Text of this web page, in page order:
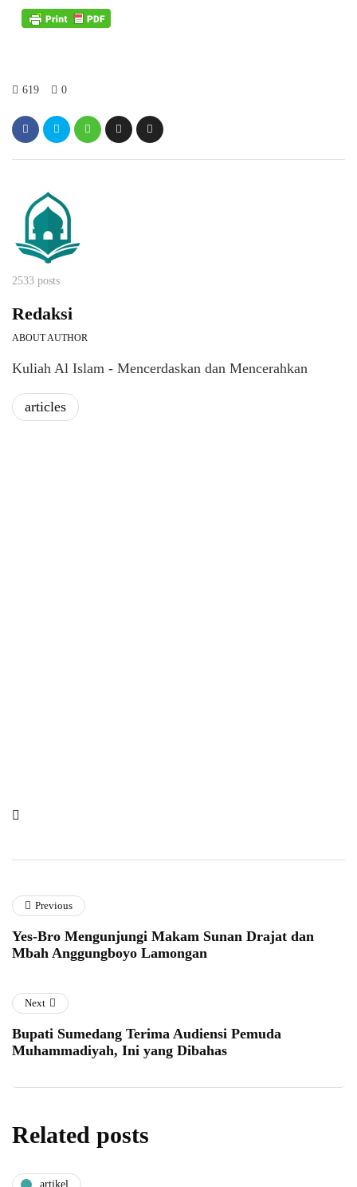
619 0
2533 posts
Redaksi
ABOUT AUTHOR
Kuliah Al Islam - Mencerdaskan dan Mencerahkan
articles
Previous
Yes-Bro Mengunjungi Makam Sunan Drajat dan
Mbah Anggungboyo Lamongan
Next
Bupati Sumedang Terima Audiensi Pemuda
Muhammadiyah, Ini yang Dibahas
Related posts
artikel